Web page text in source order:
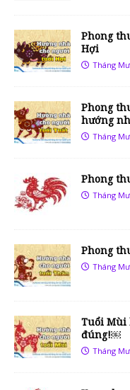
Phong
Hợi
Tháng
Phong
hướng
Tháng
Phong
Tháng
Phong
Tháng
Tuổi Mùi
đúng!￼
Tháng